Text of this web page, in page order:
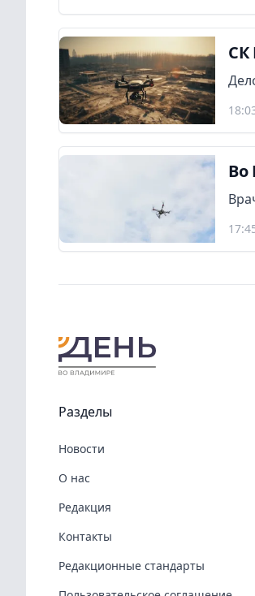
СК
Во
Разделы
Новости
О нас
Редакция
Контакты
Редакционные стандарты